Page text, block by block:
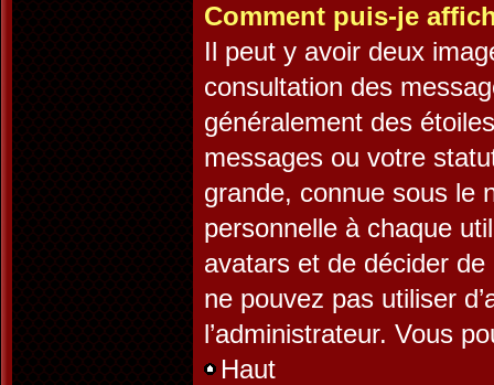
Comment puis-je
Il peut y avoir deux
consultation des
généralement des
messages ou votre
grande, connue sous le
personnelle à chaque
avatars et de décider
ne pouvez pas utiliser
l’administrateur. Vous
Haut